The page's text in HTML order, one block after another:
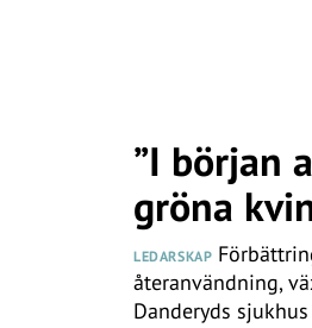
”I början
gröna
LEDARSKAP
återanvändning,
Danderyds